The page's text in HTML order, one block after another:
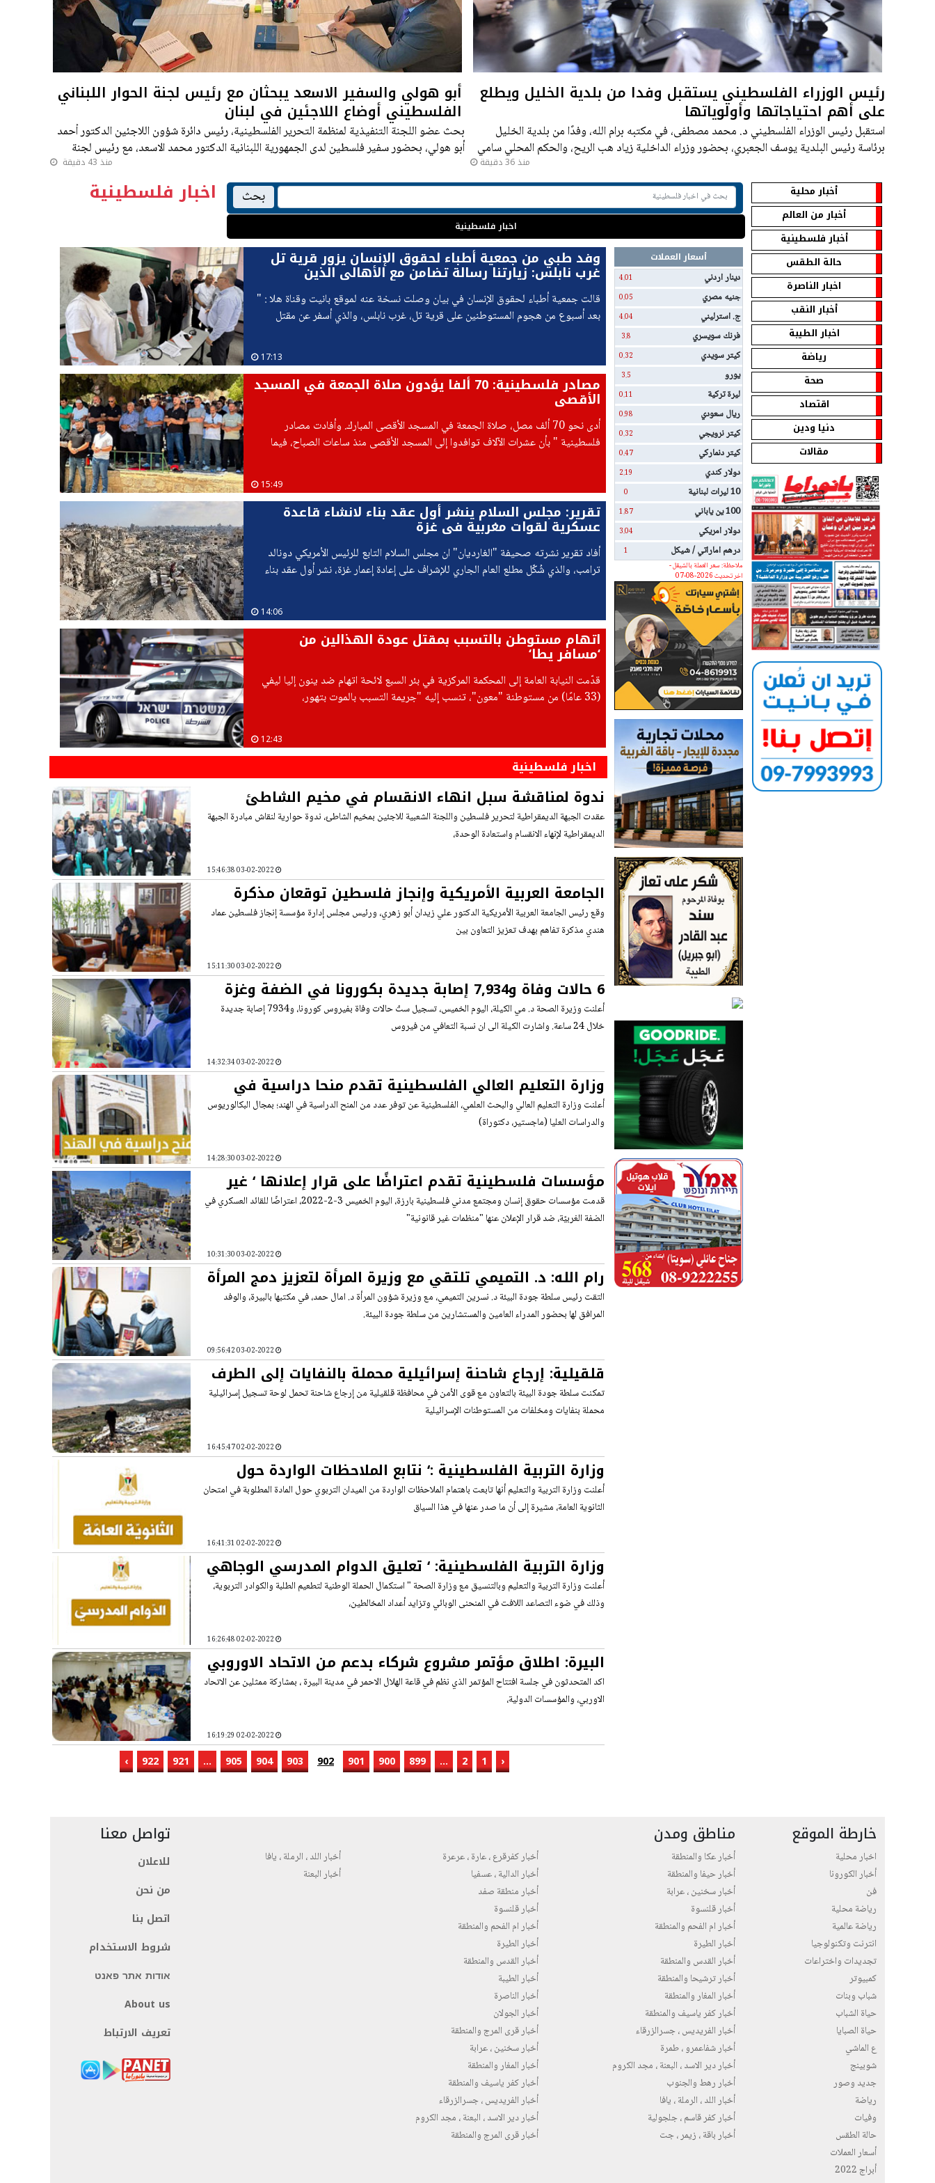
رئيس الوزراء الفلسطيني يستقبل وفدا من بلدية الخليل ويطلع
على أهم احتياجاتها وأولوياتها
استقبل رئيس الوزراء الفلسطيني د. محمد مصطفى، في مكتبه برام الله، وفدًا من بلدية الخليل
برئاسة رئيس البلدية يوسف الجعبري، بحضور وزراء الداخلية زياد هب الريح، والحكم المحلي سامي
منذ 36 دقيقة
أبو هولي والسفير الاسعد يبحثان مع رئيس لجنة الحوار اللبناني
الفلسطيني أوضاع اللاجئين في لبنان
بحث عضو اللجنة التنفيذية لمنظمة التحرير الفلسطينية، رئيس دائرة شؤون اللاجئين الدكتور أحمد
أبو هولي، بحضور سفير فلسطين لدى الجمهورية اللبنانية الدكتور محمد الاسعد، مع رئيس لجنة
منذ 43 دقيقة
أخبار محلية
أخبار من العالم
أخبار فلسطينية
حالة الطقس
اخبار الناصرة
أخبار النقب
اخبار الطيبة
رياضة
صحة
اقتصاد
دنيا ودين
مقالات
بحث
اخبار فلسطينية
اخبار فلسطينية
أسعار العملات
دينار اردني
4.01
جنيه مصري 0.05
ج. استرليني 4.04
فرنك سويسري 3.8
كيتر سويدي 0.32
يورو 3.5
ليرة تركية 0.11
ريال سعودي 0.98
كيتر نرويجي 0.32
كيتر دنماركي 0.47
دولار كندي 2.19
10 ليرات لبنانية 0
100 ين ياباني 1.87
دولار امريكي 3.04
درهم اماراتي / شيكل
1
ملاحظة: سعر العملة بالشيقل -
اخر تحديث 2026-08-07
وفد طبي من جمعية أطباء لحقوق الإنسان يزور قرية تل
غرب نابلس: زيارتنا رسالة تضامن مع الأهالي الذين
يواجهون يوميًا إرهاب المستوطنين
قالت جمعية أطباء لحقوق الإنسان في بيان وصلت نسخة عنه لموقع بانيت وقناة هلا : "
بعد أسبوع من هجوم المستوطنين على قرية تل، غرب نابلس، والذي أسفر عن مقتل
17:13
مصادر فلسطينية: 70 ألفا يؤدون صلاة الجمعة في المسجد
الأقصى
أدى نحو 70 ألف مصل، صلاة الجمعة في المسجد الأقصى المبارك. وأفادت مصادر
فلسطينية " بأن عشرات الآلاف توافدوا إلى المسجد الأقصى منذ ساعات الصباح، فيما
15:49
تقرير: مجلس السلام ينشر أول عقد بناء لانشاء قاعدة
عسكرية لقوات مغربية في غزة
أفاد تقرير نشرته صحيفة "الغارديان" ان مجلس السلام التابع للرئيس الأمريكي دونالد
ترامب، والذي شُكّل مطلع العام الجاري للإشراف على إعادة إعمار غزة، نشر أول عقد بناء
14:06
اتهام مستوطن بالتسبب بمقتل عودة الهذالين من
‘مسافر يطا‘
قدّمت النيابة العامة إلى المحكمة المركزية في بئر السبع لائحة اتهام ضد ينون إليا ليفي
(33 عامًا) من مستوطنة "معون"، تنسب إليه "جريمة التسبب بالموت بتهور،
12:43
اخبار فلسطينية
ندوة لمناقشة سبل انهاء الانقسام في مخيم الشاطئ
عقدت الجبهة الديمقراطية لتحرير فلسطين واللجنة الشعبية للاجئين بمخيم الشاطئ، ندوة حوارية لنقاش مبادرة الجبهة
الديمقراطية لإنهاء الانقسام واستعادة الوحدة،
الجامعة العربية الأمريكية وإنجاز فلسطين توقعان مذكرة
تفاهم
وقع رئيس الجامعة العربية الأمريكية الدكتور علي زيدان أبو زهري، ورئيس مجلس إدارة مؤسسة إنجاز فلسطين عماد
هندي مذكرة تفاهم بهدف تعزيز التعاون بين
6 حالات وفاة و7,934 إصابة جديدة بكورونا في الضفة وغزة
أعلنت وزيرة الصحة د. مي الكيلة، اليوم الخميس، تسجيل ستّ حالات وفاة بفيروس كورونا، و7934 إصابة جديدة
خلال 24 ساعة. واشارت الكيلة الى ان نسبة التعافي من فيروس
وزارة التعليم العالي الفلسطينية تقدم منحا دراسية في
الهند
أعلنت وزارة التعليم العالي والبحث العلمي، الفلسطينية عن توفر عدد من المنح الدراسية في الهند؛ بمجال البكالوريوس
والدراسات العليا (ماجستير، دكتوراة)
مؤسسات فلسطينية تقدم اعتراضًا على قرار إعلانها ‘ غير
قانونية ‘
قدمت مؤسسات حقوق إنسان ومجتمع مدني فلسطينية بارزة، اليوم الخميس 3-2-2022، اعتراضًا للقائد العسكري في
الضفة الغربيّة، ضد قرار الإعلان عنها "منظمات غير قانونية"
رام الله: د. التميمي تلتقي مع وزيرة المرأة لتعزيز دمج المرأة
في العمل البيئي
التقت رئيس سلطة جودة البيئة د. نسرين التميمي، مع وزيرة شؤون المرأة د. امال حمد، في مكتبها بالبيرة، والوفد
المرافق لها بحضور المدراء العامين والمستشارين من سلطة جودة البيئة.
قلقيلية: إرجاع شاحنة إسرائيلية محملة بالنفايات إلى الطرف
الإسرائيلي
تمكنت سلطة جودة البيئة بالتعاون مع قوى الأمن في محافظة قلقيلية من إرجاع شاحنة تحمل لوحة تسجيل إسرائيلية
محملة بنفايات ومخلفات من المستوطنات الإسرائيلية
وزارة التربية الفلسطينية :‘ نتابع الملاحظات الواردة حول
المادة المطلوبة في امتحان الثانوية العامة‘
أعلنت وزارة التربية والتعليم أنها تابعت باهتمام الملاحظات الواردة من الميدان التربوي حول المادة المطلوبة في امتحان
الثانوية العامة، مشيرة إلى أن ما صدر عنها في هذا السياق
وزارة التربية الفلسطينية: ‘ تعليق الدوام المدرسي الوجاهي
والتحول للتعليم الالكتروني ‘
أعلنت وزارة التربية والتعليم وبالتنسيق مع وزارة الصحة " استكمال الحملة الوطنية لتطعيم الطلبة والكوادر التربوية،
وذلك في ضوء التصاعد اللافت في المنحنى الوبائي وتزايد أعداد المخالطين،
البيرة: اطلاق مؤتمر مشروع شركاء بدعم من الاتحاد الاوروبي
اكد المتحدثون في جلسة افتتاح المؤتمر الذي نظم في قاعة الهلال الاحمر في مدينة البيرة ، بمشاركة ممثلين عن الاتحاد
الاوربي، والمؤسسات الدولية،
‹
1
2
...
899
900
901
902
903
904
905
...
921
922
›
خارطة الموقع
اخبار محلية
أخبار الكورونا
فن
رياضة محلية
رياضة عالمية
انترنت وتكنولوجيا
تجديدات واختراعات
كمبيوتر
شباب وبنات
حياة الشباب
حياة الصبايا
ع الماشي
شوبينج
جديد وصور
رياضة
وفيات
حالة الطقس
أسعار العملات
أبراج 2022
مناطق ومدن
أخبار عكا والمنطقة
أخبار حيفا والمنطقة
أخبار سخنين ، عرابة
أخبار قلنسوة
أخبار ام الفحم والمنطقة
أخبار الطيرة
أخبار القدس والمنطقة
أخبار ترشيحا والمنطقة
أخبار المغار والمنطقة
أخبار كفر ياسيف والمنطقة
أخبار الفريديس ، جسرالزرقاء
أخبار شفاعمرو ، طمرة
أخبار دير الاسد ، البعنة ، مجد الكروم
أخبار رهط والجنوب
أخبار اللد ، الرملة ، يافا
أخبار كفر قاسم ، جلجولية
أخبار باقة ، زيمر ، جت
أخبار كفرقرع ، عارة ، عرعرة
أخبار الدالية ، عسفيا
أخبار منطقة صفد
أخبار قلنسوة
أخبار ام الفحم والمنطقة
أخبار الطيرة
أخبار القدس والمنطقة
أخبار الطيبة
أخبار الناصرة
أخبار الجولان
أخبار قرى المرج والمنطقة
أخبار سخنين ، عرابة
أخبار المغار والمنطقة
أخبار كفر ياسيف والمنطقة
أخبار الفريديس ، جسرالزرقاء
أخبار دير الاسد ، البعنة ، مجد الكروم
أخبار قرى المرج والمنطقة
أخبار اللد ، الرملة ، يافا
أخبار البعنة
تواصل معنا
للاعلان
من نحن
اتصل بنا
شروط الاستخدام
אודות אתר פאנט
About us
تعريف الارتباط